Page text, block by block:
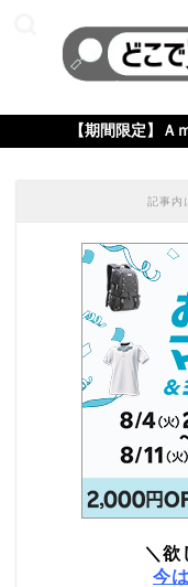
【期間限定】Ａ
記事内
＼欲
今